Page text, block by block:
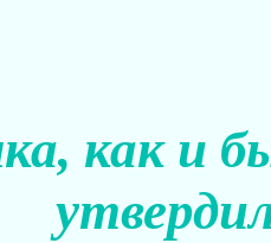
как и